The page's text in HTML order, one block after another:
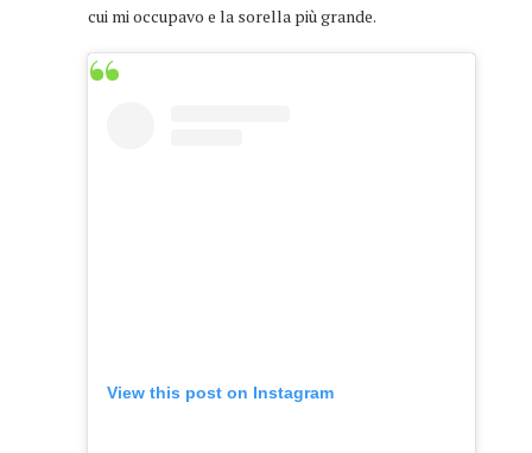
cui mi occupavo e la sorella più grande.
View this post on Instagram